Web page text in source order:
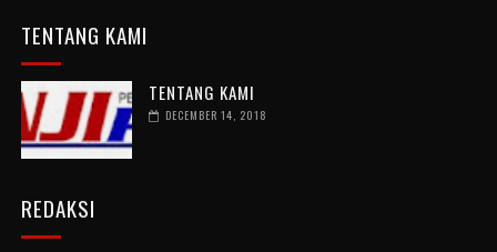
TENTANG KAMI
TENTANG KAMI
DECEMBER 14, 2018
REDAKSI